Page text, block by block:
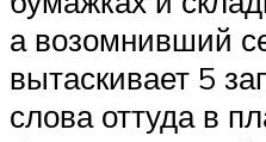
а возомнивший
вытаскивает 5
слова оттуда в